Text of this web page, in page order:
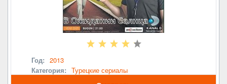
Год: 2013
Категория: Турецкие сериалы